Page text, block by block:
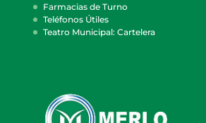
Farmacias de Turno
Teléfonos Útiles
Teatro Municipal: Cartelera